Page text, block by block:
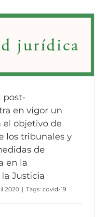
post-
en vigor un
el objetivo de
los tribunales y
de
en la
Justicia
2020 | Tags: covid-19